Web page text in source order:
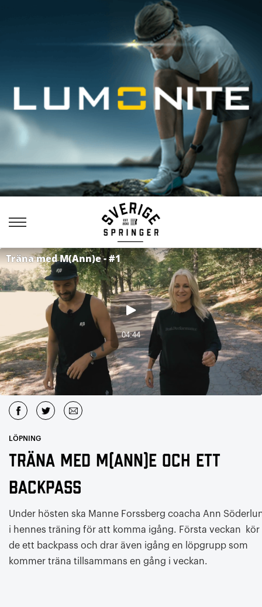
LÖPNING
Träna med M(Ann)e och ett
backpass
Under hösten ska Manne Forssberg coacha Ann
i hennes träning för att komma igång. Första veckan kör
de ett backpass och drar även igång en löpgrupp som
kommer träna tillsammans en gång i veckan.